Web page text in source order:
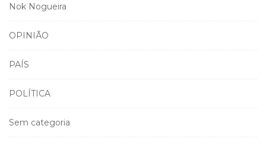
Nok Nogueira
OPINIÃO
PAÍS
POLÍTICA
Sem categoria